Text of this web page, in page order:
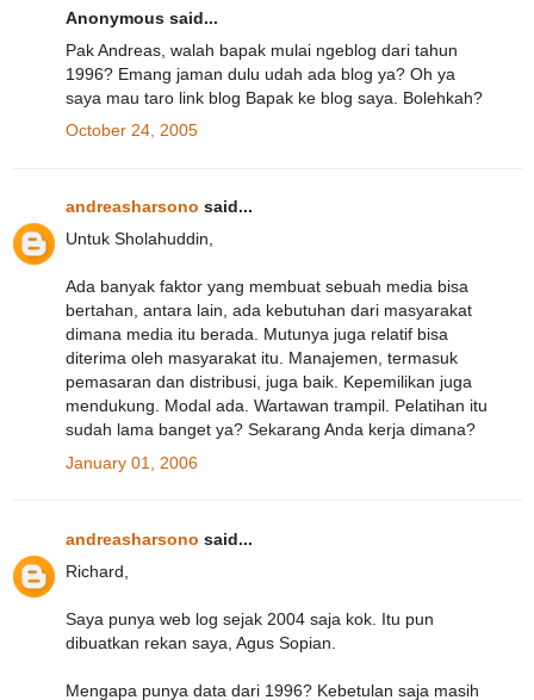
Anonymous said...
Pak Andreas, walah bapak mulai ngeblog dari tahun
1996? Emang jaman dulu udah ada blog ya? Oh ya
saya mau taro link blog Bapak ke blog saya. Bolehkah?
October 24, 2005
andreasharsono said...
Untuk Sholahuddin,
Ada banyak faktor yang membuat sebuah media bisa
bertahan, antara lain, ada kebutuhan dari masyarakat
dimana media itu berada. Mutunya juga relatif bisa
diterima oleh masyarakat itu. Manajemen, termasuk
pemasaran dan distribusi, juga baik. Kepemilikan juga
mendukung. Modal ada. Wartawan trampil. Pelatihan itu
sudah lama banget ya? Sekarang Anda kerja dimana?
January 01, 2006
andreasharsono said...
Richard,
Saya punya web log sejak 2004 saja kok. Itu pun
dibuatkan rekan saya, Agus Sopian.
Mengapa punya data dari 1996? Kebetulan saja masih